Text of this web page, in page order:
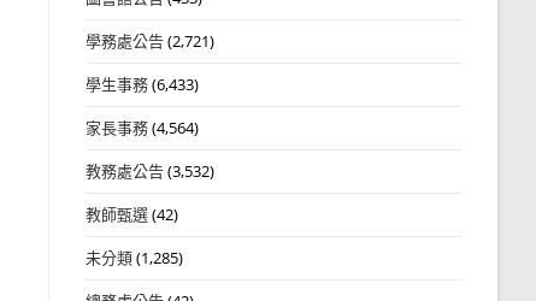
學務處公告(2,721)
學生事務(6,433)
家長事務(4,564)
教務處公告(3,532)
教師甄選(42)
未分類(1,285)